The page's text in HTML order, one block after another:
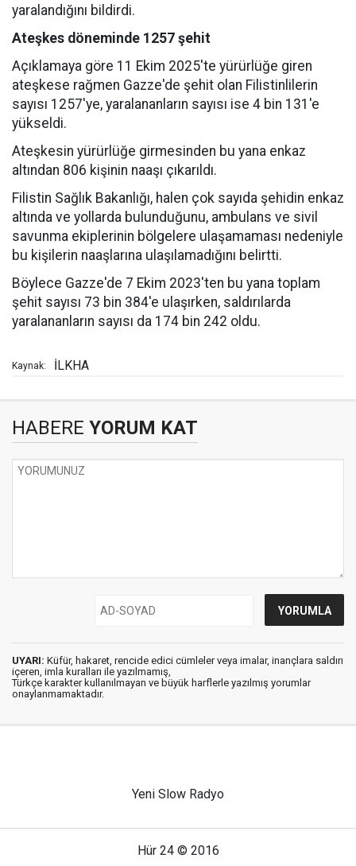
yaralandığını bildirdi.
Ateşkes döneminde 1257 şehit
Açıklamaya göre 11 Ekim 2025'te yürürlüğe giren
ateşkese rağmen Gazze'de şehit olan Filistinlilerin
sayısı 1257'ye, yaralananların sayısı ise 4 bin 131'e
yükseldi.
Ateşkesin yürürlüğe girmesinden bu yana enkaz
altından 806 kişinin naaşı çıkarıldı.
Filistin Sağlık Bakanlığı, halen çok sayıda şehidin enkaz
altında ve yollarda bulunduğunu, ambulans ve sivil
savunma ekiplerinin bölgelere ulaşamaması nedeniyle
bu kişilerin naaşlarına ulaşılamadığını belirtti.
Böylece Gazze'de 7 Ekim 2023'ten bu yana toplam
şehit sayısı 73 bin 384'e ulaşırken, saldırılarda
yaralananların sayısı da 174 bin 242 oldu.
Kaynak: İLKHA
HABERE YORUM KAT
UYARI: Küfür, hakaret, rencide edici cümleler veya imalar, inançlara saldırı
içeren, imla kuralları ile yazılmamış,
Türkçe karakter kullanılmayan ve büyük harflerle yazılmış yorumlar
onaylanmamaktadır.
Yeni Slow Radyo
Hür 24 © 2016